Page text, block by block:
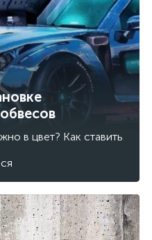
в цвет? Как ставить